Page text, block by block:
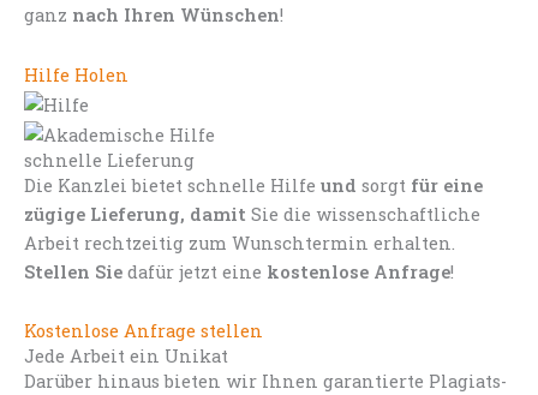
ganz nach Ihren Wünschen!
Hilfe Holen
schnelle Lieferung
Die Kanzlei bietet schnelle Hilfe und sorgt für eine
zügige Lieferung, damit Sie die wissenschaftliche
Arbeit rechtzeitig zum Wunschtermin erhalten.
Stellen Sie dafür jetzt eine kostenlose Anfrage!
Kostenlose Anfrage stellen
Jede Arbeit ein Unikat
Darüber hinaus bieten wir Ihnen garantierte Plagiats-